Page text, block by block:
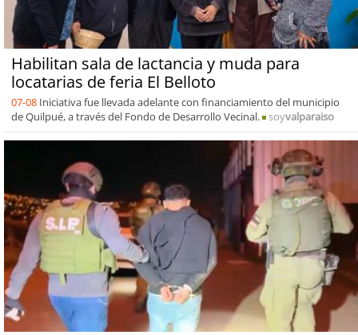
Habilitan sala de lactancia y muda para
locatarias de feria El Belloto
07-08 Iniciativa fue llevada adelante con financiamiento del municipio
de Quilpué, a través del Fondo de Desarrollo Vecinal.
soyvalparaiso